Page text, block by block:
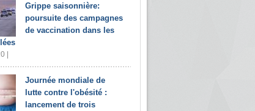
Grippe saisonnière:
poursuite des campagnes
de vaccination dans les
|
Journée mondiale de
lutte contre l'obésité :
lancement de trois